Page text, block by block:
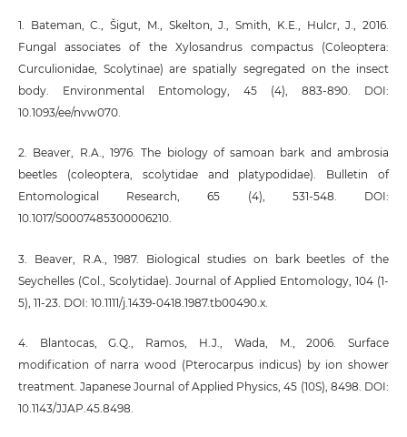
1. Bateman, C., Šigut, M., Skelton, J., Smith, K.E., Hulcr, J., 2016.
Fungal associates of the Xylosandrus compactus (Coleoptera:
Curculionidae, Scolytinae) are spatially segregated on the insect
body. Environmental Entomology, 45 (4), 883-890. DOI:
10.1093/ee/nvw070.
2. Beaver, R.A., 1976. The biology of samoan bark and ambrosia
beetles (coleoptera, scolytidae and platypodidae). Bulletin of
Entomological Research, 65 (4), 531-548. DOI:
10.1017/S0007485300006210.
3. Beaver, R.A., 1987. Biological studies on bark beetles of the
Seychelles (Col., Scolytidae). Journal of Applied Entomology, 104 (1-
5), 11-23. DOI: 10.1111/j.1439-0418.1987.tb00490.x.
4. Blantocas, G.Q., Ramos, H.J., Wada, M., 2006. Surface
modification of narra wood (Pterocarpus indicus) by ion shower
treatment. Japanese Journal of Applied Physics, 45 (10S), 8498. DOI:
10.1143/JJAP.45.8498.